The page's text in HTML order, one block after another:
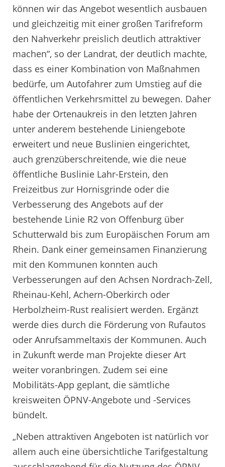
können wir das Angebot wesentlich ausbauen
und gleichzeitig mit einer großen Tarifreform
den Nahverkehr preislich deutlich attraktiver
machen“, so der Landrat, der deutlich machte,
dass es einer Kombination von Maßnahmen
bedürfe, um Autofahrer zum Umstieg auf die
öffentlichen Verkehrsmittel zu bewegen. Daher
habe der Ortenaukreis in den letzten Jahren
unter anderem bestehende Liniengebote
erweitert und neue Buslinien eingerichtet,
auch grenzüberschreitende, wie die neue
öffentliche Buslinie Lahr-Erstein, den
Freizeitbus zur Hornisgrinde oder die
Verbesserung des Angebots auf der
bestehende Linie R2 von Offenburg über
Schutterwald bis zum Europäischen Forum am
Rhein. Dank einer gemeinsamen Finanzierung
mit den Kommunen konnten auch
Verbesserungen auf den Achsen Nordrach-Zell,
Rheinau-Kehl, Achern-Oberkirch oder
Herbolzheim-Rust realisiert werden. Ergänzt
werde dies durch die Förderung von Rufautos
oder Anrufsammeltaxis der Kommunen. Auch
in Zukunft werde man Projekte dieser Art
weiter voranbringen. Zudem sei eine
Mobilitäts-App geplant, die sämtliche
kreisweiten ÖPNV-Angebote und -Services
bündelt.
„Neben attraktiven Angeboten ist natürlich vor
allem auch eine übersichtliche Tarifgestaltung